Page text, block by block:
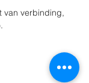
van verbinding,